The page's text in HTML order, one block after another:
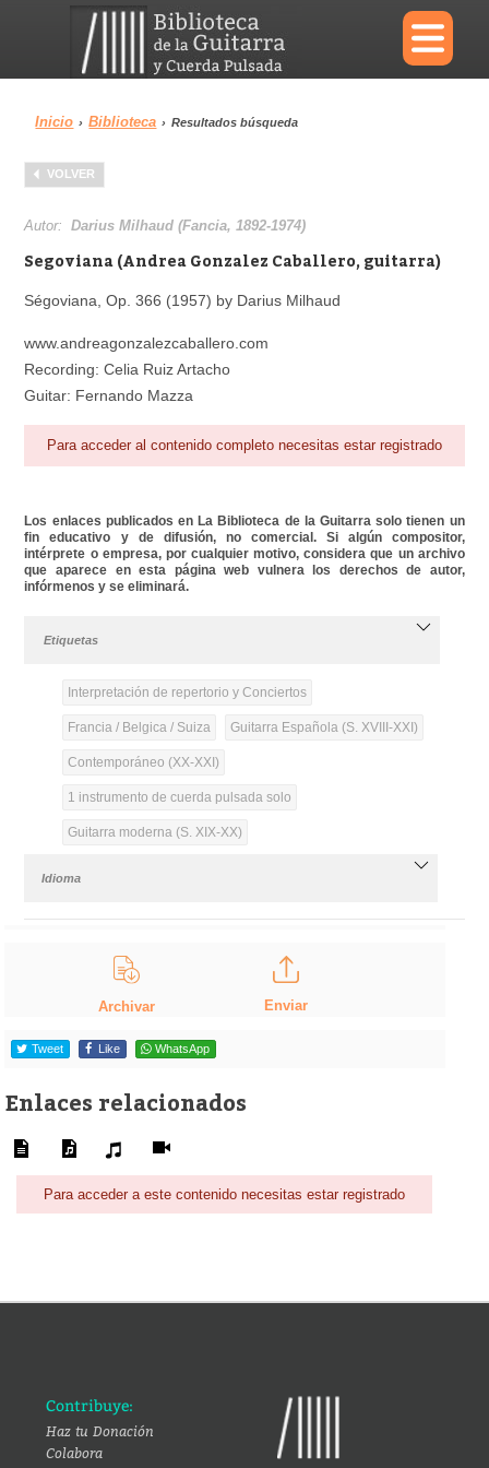
×
Menu
Biblioteca
Área personal
Inicio › Biblioteca › Resultados búsqueda
VOLVER
Autor:Darius Milhaud (Fancia, 1892-1974)
Segoviana (Andrea Gonzalez Caballero, guitarra)
Ségoviana, Op. 366 (1957) by Darius Milhaud
www.andreagonzalezcaballero.com
Recording: Celia Ruiz Artacho
Guitar: Fernando Mazza
Para acceder al contenido completo necesitas estar registrado
Los enlaces publicados en La Biblioteca de la Guitarra solo tienen un
fin educativo y de difusión, no comercial. Si algún compositor,
intérprete o empresa, por cualquier motivo, considera que un archivo
que aparece en esta página web vulnera los derechos de autor,
infórmenos y se eliminará.
Etiquetas
Interpretación de repertorio y Conciertos
Francia / Belgica / Suiza Guitarra Española (S. XVIII-XXI)
Contemporáneo (XX-XXI)
1 instrumento de cuerda pulsada solo
Guitarra moderna (S. XIX-XX)
Idioma
Archivar Enviar
Tweet Like WhatsApp
Enlaces relacionados
Para acceder a este contenido necesitas estar registrado
Contribuye:
Haz tu Donación
Colabora